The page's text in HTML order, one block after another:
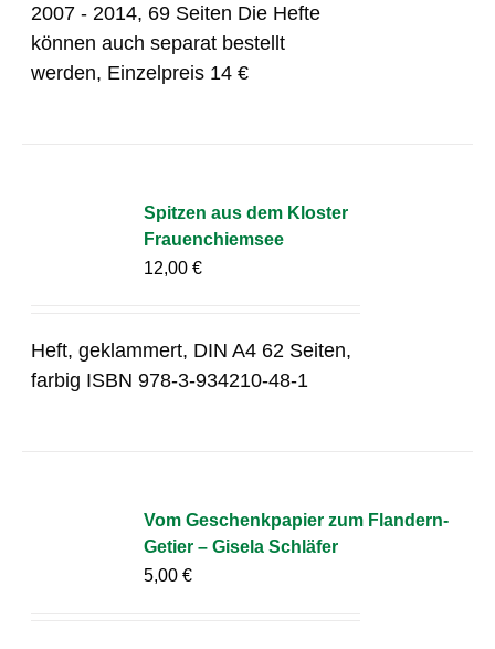
2007 - 2014, 69 Seiten Die Hefte
können auch separat bestellt
werden, Einzelpreis 14 €
Spitzen aus dem Kloster
Frauenchiemsee
12,00€
Heft, geklammert, DIN A4 62 Seiten,
farbig ISBN 978-3-934210-48-1
Vom Geschenkpapier zum Flandern-
Getier – Gisela Schläfer
5,00€